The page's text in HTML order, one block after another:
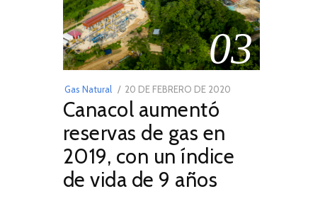
03
Gas Natural
POSTED
ON
20 DE FEBRERO DE 2020
2025
Canacol aumentó
reservas de gas en
2019, con un índice
de vida de 9 años